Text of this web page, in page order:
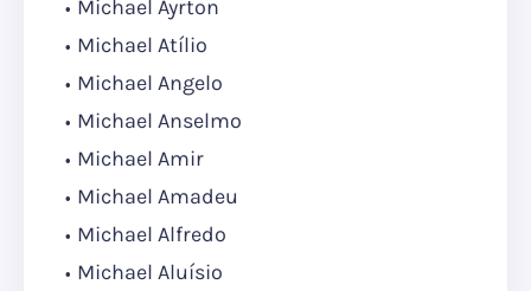
Michael Ayrton
Michael Atílio
Michael Angelo
Michael Anselmo
Michael Amir
Michael Amadeu
Michael Alfredo
Michael Aluísio